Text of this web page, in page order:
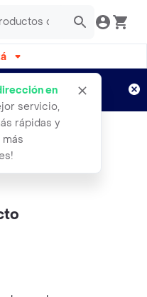
en
servicio,
rápidas y
Aplican TyC